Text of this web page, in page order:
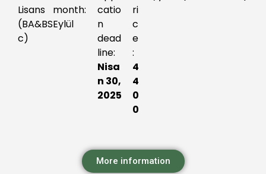
Lisans
(BA&BS
c)
month:
Eylül
catio
n
dead
line:
Nisa
n 30,
2025
ri
c
e
:
4
4
0
0
More information